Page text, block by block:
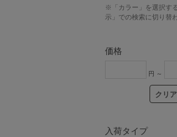
※「カラー」を選択す
示」での検索に切り替
価格
円 ～
クリア
入荷タイプ